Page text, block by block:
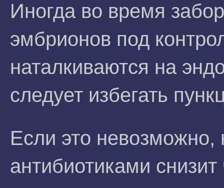
Иногда во время
эмбрионов под
наталкиваются на
следует избегать
Если это
антибиотиками